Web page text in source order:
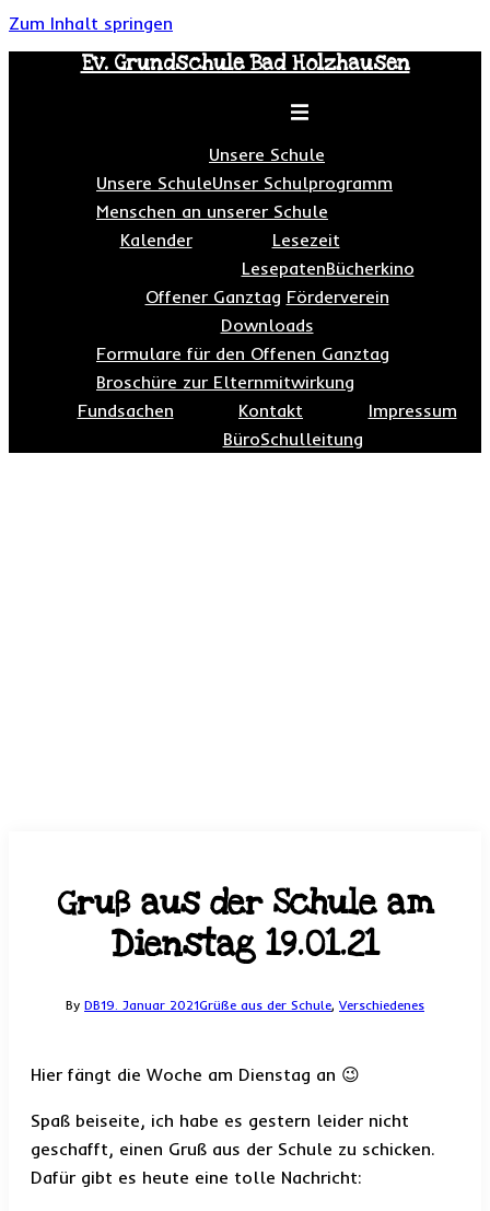
Zum Inhalt springen
Ev. Grundschule Bad Holzhausen
Unsere Schule
Unsere SchuleUnser Schulprogramm
Menschen an unserer Schule
Kalender
Lesezeit
LesepatenBücherkino
Offener Ganztag Förderverein
Downloads
Formulare für den Offenen Ganztag
Broschüre zur Elternmitwirkung
Fundsachen
Kontakt
BüroSchulleitung
Impressum
Gruß aus der Schule am
Dienstag 19.01.21
By DB19. Januar 2021Grüße aus der Schule, Verschiedenes
Hier fängt die Woche am Dienstag an 😉
Spaß beiseite, ich habe es gestern leider nicht
geschafft, einen Gruß aus der Schule zu schicken.
Dafür gibt es heute eine tolle Nachricht: